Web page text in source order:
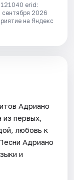
erid:
сентября 2026
на Яндекс
Адриано
первых,
любовь к
Адриано
и